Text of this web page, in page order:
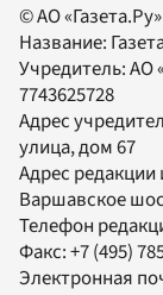
© АО
Название:
Учредитель:АО
7743625728
Адрес
улица, дом 67
Адрес редакции
Варшавское
Телефон
Факс:+7 (495)
Электронная